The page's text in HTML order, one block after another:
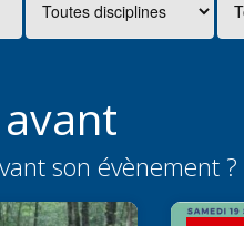
son évènement ?